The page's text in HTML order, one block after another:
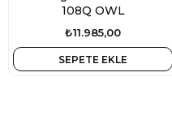
108Q OWL
₺11.985,00
SEPETE EKLE